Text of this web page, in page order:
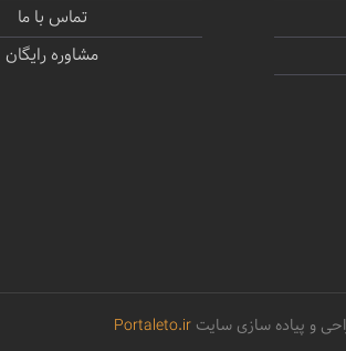
تماس با ما
مشاوره رایگان
و پیاده سازی سایت Portaleto.ir